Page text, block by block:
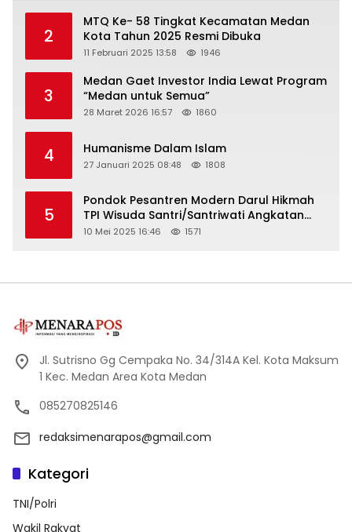
2
MTQ Ke- 58 Tingkat Kecamatan Medan
Kota Tahun 2025 Resmi Dibuka
11 Februari 2025 13:58 1946
3
Medan Gaet Investor India Lewat Program
“Medan untuk Semua”
28 Maret 2026 16:57 1860
4 Humanisme Dalam Islam
27 Januari 2025 08:48 1808
5
Pondok Pesantren Modern Darul Hikmah
TPI Wisuda Santri/Santriwati Angkatan
XXXIII
10 Mei 2025 16:46 1571
Jl. Sutrisno Gg Cempaka No. 34/314A Kel. Kota Maksum
1 Kec. Medan Area Kota Medan
085270825146
redaksimenarapos@gmail.com
Kategori
TNI/Polri
Wakil Rakyat